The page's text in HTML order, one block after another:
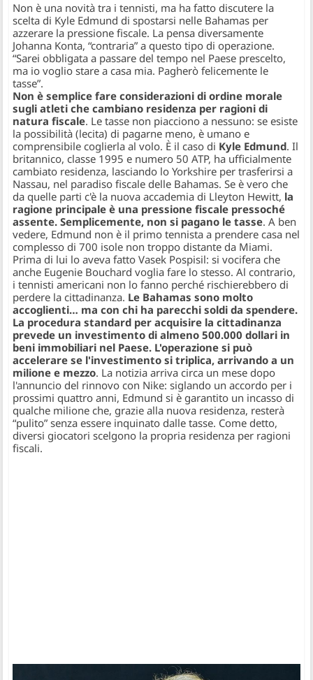
Non è una novità tra i tennisti, ma ha fatto discutere la
scelta di Kyle Edmund di spostarsi nelle Bahamas per
azzerare la pressione fiscale. La pensa diversamente
Johanna Konta, “contraria” a questo tipo di operazione.
“Sarei obbligata a passare del tempo nel Paese prescelto,
ma io voglio stare a casa mia. Pagherò felicemente le
tasse”.
Non è semplice fare considerazioni di ordine morale
sugli atleti che cambiano residenza per ragioni di
natura fiscale. Le tasse non piacciono a nessuno: se esiste
la possibilità (lecita) di pagarne meno, è umano e
comprensibile coglierla al volo. È il caso di Kyle Edmund. Il
britannico, classe 1995 e numero 50 ATP, ha ufficialmente
cambiato residenza, lasciando lo Yorkshire per trasferirsi a
Nassau, nel paradiso fiscale delle Bahamas. Se è vero che
da quelle parti c'è la nuova accademia di Lleyton Hewitt, la
ragione principale è una pressione fiscale pressoché
assente. Semplicemente, non si pagano le tasse. A ben
vedere, Edmund non è il primo tennista a prendere casa nel
complesso di 700 isole non troppo distante da Miami.
Prima di lui lo aveva fatto Vasek Pospisil: si vocifera che
anche Eugenie Bouchard voglia fare lo stesso. Al contrario,
i tennisti americani non lo fanno perché rischierebbero di
perdere la cittadinanza. Le Bahamas sono molto
accoglienti… ma con chi ha parecchi soldi da spendere.
La procedura standard per acquisire la cittadinanza
prevede un investimento di almeno 500.000 dollari in
beni immobiliari nel Paese. L'operazione si può
accelerare se l'investimento si triplica, arrivando a un
milione e mezzo. La notizia arriva circa un mese dopo
l'annuncio del rinnovo con Nike: siglando un accordo per i
prossimi quattro anni, Edmund si è garantito un incasso di
qualche milione che, grazie alla nuova residenza, resterà
“pulito” senza essere inquinato dalle tasse. Come detto,
diversi giocatori scelgono la propria residenza per ragioni
fiscali.